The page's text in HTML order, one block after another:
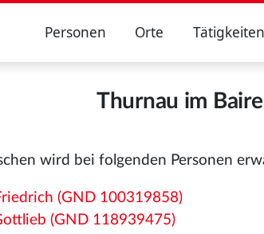
Personen Orte Tätigkeiten
Thurnau im
wird bei folgenden Personen
(GND 100319858)
(GND 118939475)